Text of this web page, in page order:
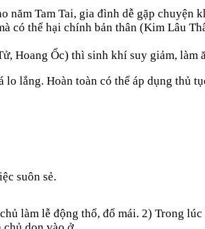
Tam Tai, gia đình dễ gặp chuyện
có thể hại chính bản thân (Kim Lâu
Hoang Ốc) thì sinh khí suy giảm, làm
lo lắng. Hoàn toàn có thể áp dụng thủ
suôn sẻ.
làm lễ động thổ, đổ mái. 2) Trong